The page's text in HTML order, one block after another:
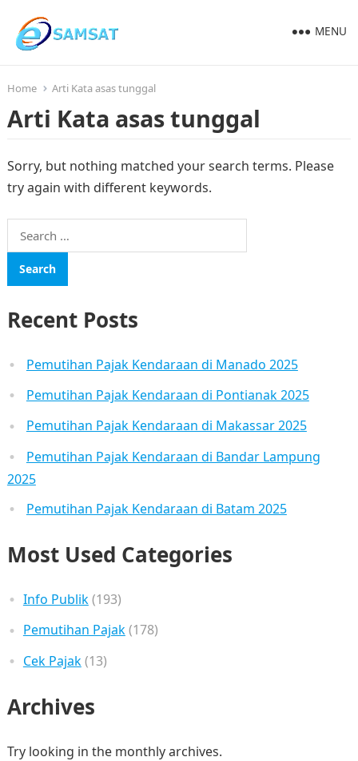
MENU
Home Arti Kata asas tunggal
Arti Kata asas tunggal
Sorry, but nothing matched your search terms. Please
try again with different keywords.
Search
for:
Recent Posts
Pemutihan Pajak Kendaraan di Manado 2025
Pemutihan Pajak Kendaraan di Pontianak 2025
Pemutihan Pajak Kendaraan di Makassar 2025
Pemutihan Pajak Kendaraan di Bandar Lampung
2025
Pemutihan Pajak Kendaraan di Batam 2025
Most Used Categories
Info Publik(193)
Pemutihan Pajak(178)
Cek Pajak(13)
Archives
Try looking in the monthly archives.